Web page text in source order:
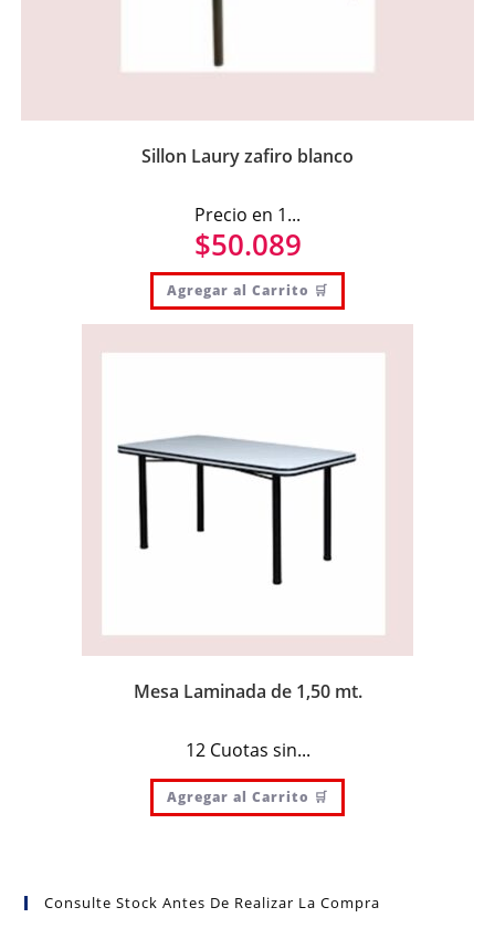
Sillon Laury zafiro blanco
Precio en 1...
$50.089
Agregar al Carrito 🛒
Mesa Laminada de 1,50 mt.
12 Cuotas sin...
Agregar al Carrito 🛒
Consulte Stock Antes De Realizar La Compra